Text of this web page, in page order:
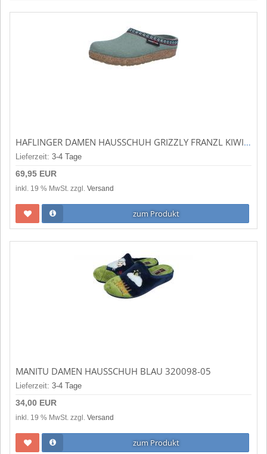
HAFLINGER DAMEN HAUSSCHUH GRIZZLY FRANZL KIWI (GRÜN) 711001-92
Lieferzeit: 3-4 Tage
69,95 EUR
inkl. 19 % MwSt. zzgl. Versand
zum Produkt
MANITU DAMEN HAUSSCHUH BLAU 320098-05
Lieferzeit: 3-4 Tage
34,00 EUR
inkl. 19 % MwSt. zzgl. Versand
zum Produkt